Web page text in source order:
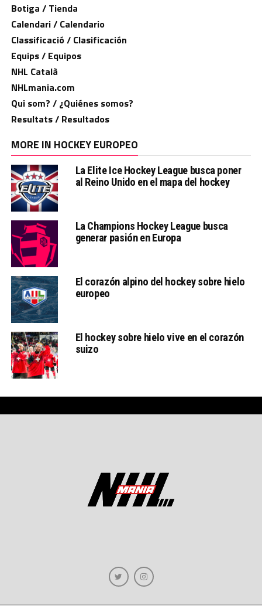
Botiga / Tienda
Calendari / Calendario
Classificació / Clasificación
Equips / Equipos
NHL Català
NHLmania.com
Qui som? / ¿Quiénes somos?
Resultats / Resultados
MORE IN HOCKEY EUROPEO
La Elite Ice Hockey League busca poner
al Reino Unido en el mapa del hockey
La Champions Hockey League busca
generar pasión en Europa
El corazón alpino del hockey sobre hielo
europeo
El hockey sobre hielo vive en el corazón
suizo